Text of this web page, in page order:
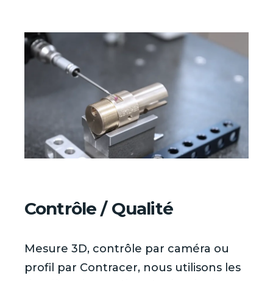
Contrôle / Qualité
Mesure 3D, contrôle par caméra ou
profil par Contracer, nous utilisons les